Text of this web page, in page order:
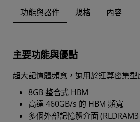
功能與器件 規格 內容
主要功能與優點
超大記憶體頻寬，適用於運算密集型
8GB 整合式 HBM
高達 460GB/s 的 HBM 頻寬
多個外部記憶體介面